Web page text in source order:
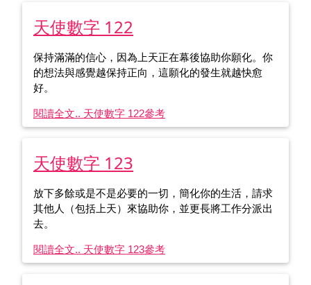
天使數字 122
保持滿滿的信心，因為上天正在幕後協助你願化。你
的想法與感覺越保持正向，這願化的發生就越快愈
好。
閱讀全文.. 天使數字 122參考
天使數字 123
放下多餘或是不是必要的一切，簡化你的生活，請求
其他人（包括上天）來協助你，並更長將工作分派出
去。
閱讀全文.. 天使數字 123參考